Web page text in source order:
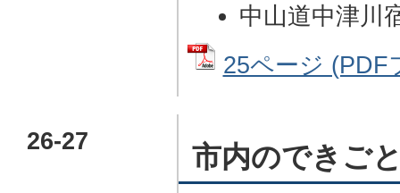
中山道中津川
25ページ (PDF
26-27 市内のできご